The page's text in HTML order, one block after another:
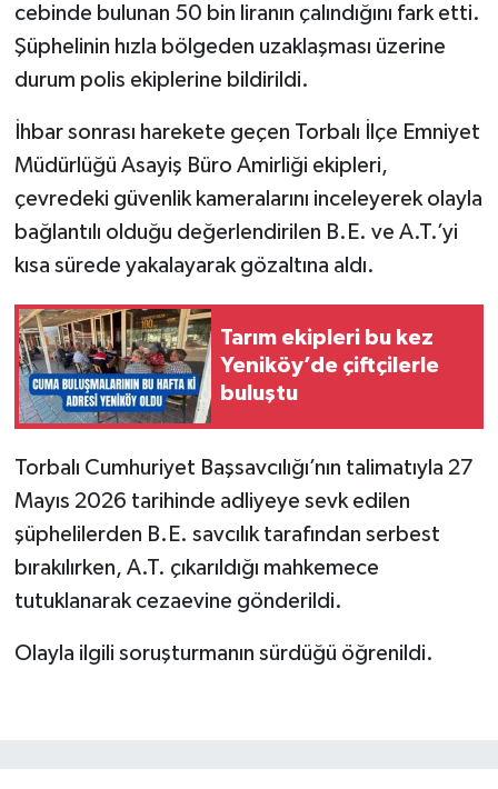
cebinde bulunan 50 bin liranın çalındığını fark etti.
Şüphelinin hızla bölgeden uzaklaşması üzerine
durum polis ekiplerine bildirildi.
İhbar sonrası harekete geçen Torbalı İlçe Emniyet
Müdürlüğü Asayiş Büro Amirliği ekipleri,
çevredeki güvenlik kameralarını inceleyerek olayla
bağlantılı olduğu değerlendirilen B.E. ve A.T.’yi
kısa sürede yakalayarak gözaltına aldı.
Tarım ekipleri bu kez
Yeniköy’de çiftçilerle
buluştu
Torbalı Cumhuriyet Başsavcılığı’nın talimatıyla 27
Mayıs 2026 tarihinde adliyeye sevk edilen
şüphelilerden B.E. savcılık tarafından serbest
bırakılırken, A.T. çıkarıldığı mahkemece
tutuklanarak cezaevine gönderildi.
Olayla ilgili soruşturmanın sürdüğü öğrenildi.